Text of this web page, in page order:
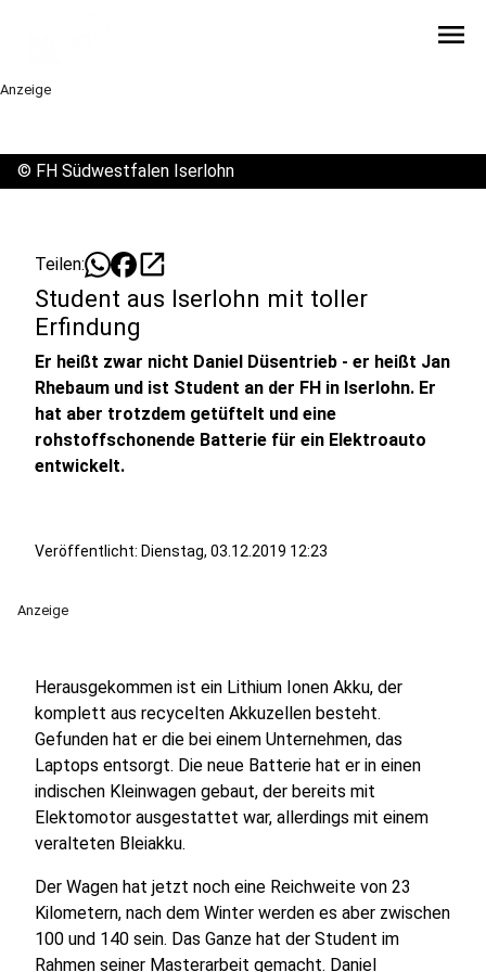
menu
Anzeige
© FH Südwestfalen Iserlohn
Teilen: open_in_new
Student aus Iserlohn mit toller
Erfindung
Er heißt zwar nicht Daniel Düsentrieb - er heißt Jan
Rhebaum und ist Student an der FH in Iserlohn. Er
hat aber trotzdem getüftelt und eine
rohstoffschonende Batterie für ein Elektroauto
entwickelt.
Veröffentlicht: Dienstag, 03.12.2019 12:23
Anzeige
Herausgekommen ist ein Lithium Ionen Akku, der
komplett aus recycelten Akkuzellen besteht.
Gefunden hat er die bei einem Unternehmen, das
Laptops entsorgt. Die neue Batterie hat er in einen
indischen Kleinwagen gebaut, der bereits mit
Elektomotor ausgestattet war, allerdings mit einem
veralteten Bleiakku.
Der Wagen hat jetzt noch eine Reichweite von 23
Kilometern, nach dem Winter werden es aber zwischen
100 und 140 sein. Das Ganze hat der Student im
Rahmen seiner Masterarbeit gemacht. Daniel